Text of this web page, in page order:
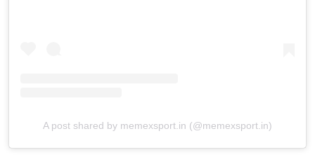
A post shared by memexsport.in (@memexsport.in)